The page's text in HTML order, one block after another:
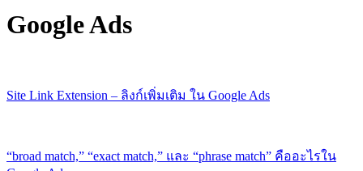
Google Ads
Site Link Extension – ลิงก์เพิ่มเติม ใน Google Ads
“broad match,” “exact match,” และ “phrase match” คืออะไรใน